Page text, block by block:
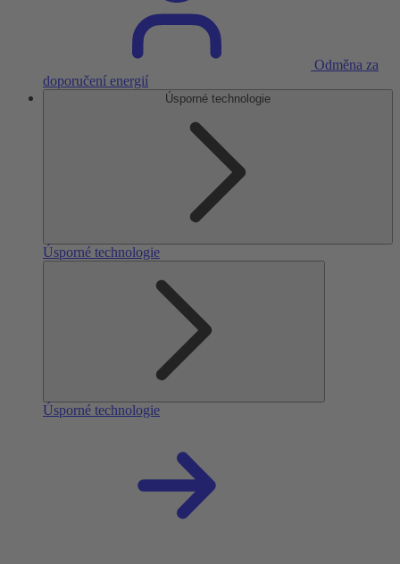
Odměna za
doporučení energií
Úsporné technologie
Úsporné technologie
Úsporné technologie